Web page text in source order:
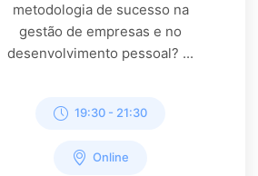
metodologia de sucesso na
gestão de empresas e no
desenvolvimento pessoal? ...
19:30 - 21:30
Online